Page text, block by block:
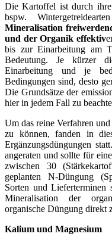
Die Kartoffel ist durch ihre
bspw.
Mineralisation
und der Organik effektiv
bis zur Einarbeitung am
Bedeutung. Je kürzer
Einarbeitung und je
Bedingungen sind, desto
Die Grundsätze der
hier in jedem Fall zu
Um das reine Verfahren
zu können, fanden in
Ergänzungsdüngungen
angeraten und sollte für
zwischen 30
geplanten N-Düngung
Sorten und Lieferterminen
Mineralisation der
organische Düngung direkt
Kalium und Magnesium